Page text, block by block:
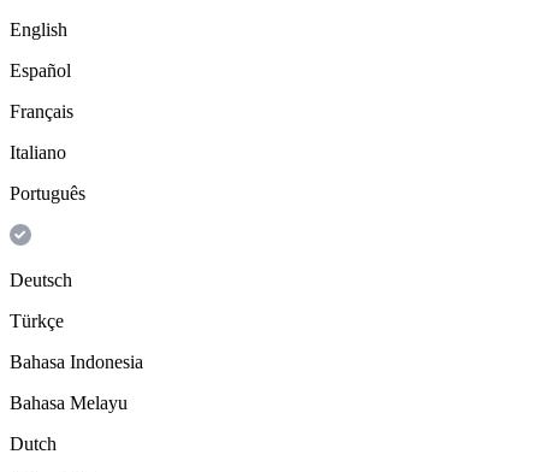
English
Español
Français
Italiano
Português
Deutsch
Türkçe
Bahasa Indonesia
Bahasa Melayu
Dutch